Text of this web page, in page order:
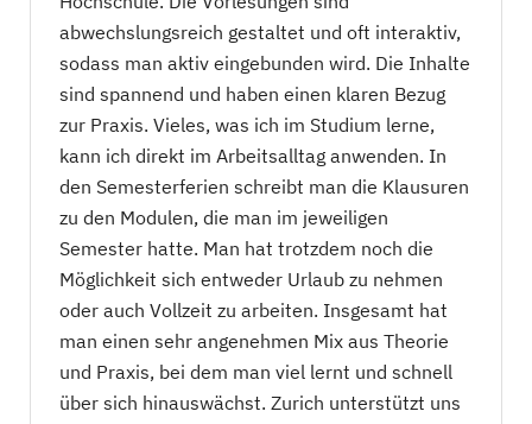
abwechslungsreich gestaltet und oft interaktiv,
sodass man aktiv eingebunden wird. Die Inhalte
sind spannend und haben einen klaren Bezug
zur Praxis. Vieles, was ich im Studium lerne,
kann ich direkt im Arbeitsalltag anwenden. In
den Semesterferien schreibt man die Klausuren
zu den Modulen, die man im jeweiligen
Semester hatte. Man hat trotzdem noch die
Möglichkeit sich entweder Urlaub zu nehmen
oder auch Vollzeit zu arbeiten. Insgesamt hat
man einen sehr angenehmen Mix aus Theorie
und Praxis, bei dem man viel lernt und schnell
über sich hinauswächst. Zurich unterstützt uns